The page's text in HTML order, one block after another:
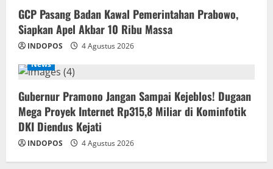
‎GCP Pasang Badan Kawal Pemerintahan Prabowo,
Siapkan Apel Akbar 10 Ribu Massa
INDOPOS
4 Agustus 2026
News
Gubernur Pramono Jangan Sampai Kejeblos! Dugaan
Mega Proyek Internet Rp315,8 Miliar di Kominfotik
DKI Diendus Kejati
INDOPOS 4 Agustus 2026